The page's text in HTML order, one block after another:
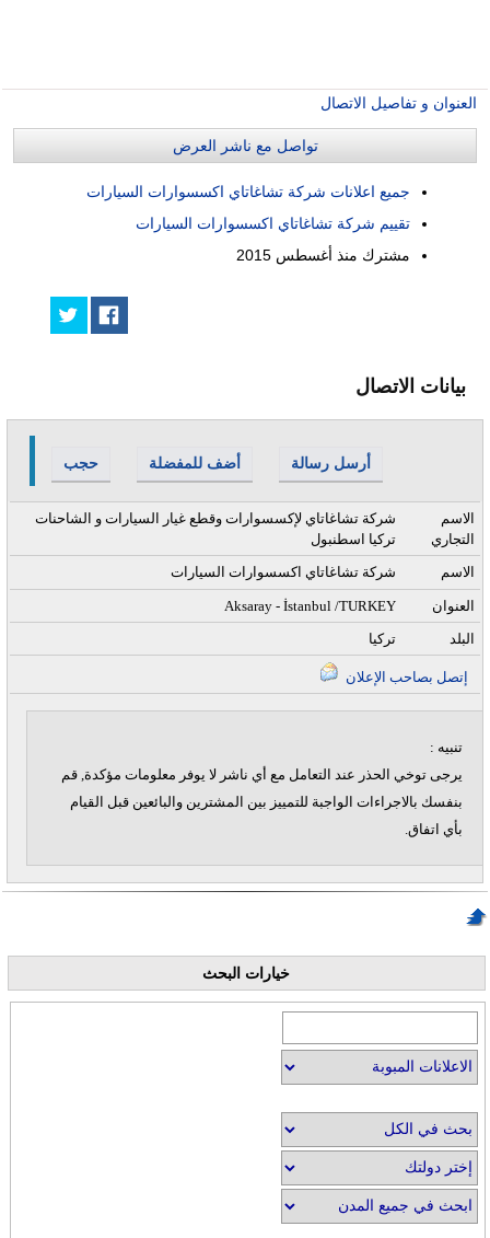
العنوان و تفاصيل الاتصال
تواصل مع ناشر العرض
جميع اعلانات شركة تشاغاتاي اكسسوارات السيارات
تقييم شركة تشاغاتاي اكسسوارات السيارات
مشترك منذ أغسطس 2015
بيانات الاتصال
حجب أضف للمفضلة أرسل رسالة
شركة تشاغاتاي لإكسسوارات وقطع غيار السيارات و الشاحنات
تركيا اسطنبول
الاسم
التجاري
شركة تشاغاتاي اكسسوارات السيارات
الاسم
Aksaray - İstanbul /TURKEY
العنوان
تركيا
البلد
تنبيه :
يرجى توخي الحذر عند التعامل مع أي ناشر لا يوفر معلومات مؤكدة, قم
بنفسك بالاجراءات الواجبة للتمييز بين المشترين والبائعين قبل القيام
بأي اتفاق.
خيارات البحث